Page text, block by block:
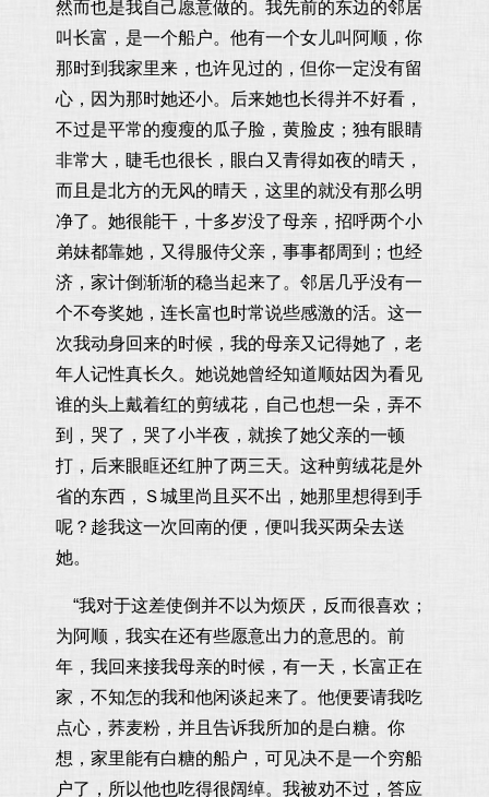
然而也是我自己愿意做的。我先前的东边的邻居
叫长富，是一个船户。他有一个女儿叫阿顺，你
那时到我家里来，也许见过的，但你一定没有留
心，因为那时她还小。后来她也长得并不好看，
不过是平常的瘦瘦的瓜子脸，黄脸皮；独有眼睛
非常大，睫毛也很长，眼白又青得如夜的晴天，
而且是北方的无风的晴天，这里的就没有那么明
净了。她很能干，十多岁没了母亲，招呼两个小
弟妹都靠她，又得服侍父亲，事事都周到；也经
济，家计倒渐渐的稳当起来了。邻居几乎没有一
个不夸奖她，连长富也时常说些感激的活。这一
次我动身回来的时候，我的母亲又记得她了，老
年人记性真长久。她说她曾经知道顺姑因为看见
谁的头上戴着红的剪绒花，自己也想一朵，弄不
到，哭了，哭了小半夜，就挨了她父亲的一顿
打，后来眼眶还红肿了两三天。这种剪绒花是外
省的东西，Ｓ城里尚且买不出，她那里想得到手
呢？趁我这一次回南的便，便叫我买两朵去送
她。
“我对于这差使倒并不以为烦厌，反而很喜欢；
为阿顺，我实在还有些愿意出力的意思的。前
年，我回来接我母亲的时候，有一天，长富正在
家，不知怎的我和他闲谈起来了。他便要请我吃
点心，荞麦粉，并且告诉我所加的是白糖。你
想，家里能有白糖的船户，可见决不是一个穷船
户了，所以他也吃得很阔绰。我被劝不过，答应